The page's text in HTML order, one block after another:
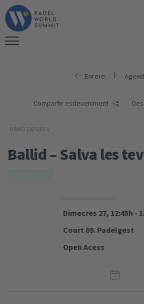
Enrere |
Compartir esdeveniment
DEMO EXPRESS
Ballid – Salva les
Dimecres 27, 12:45h -
Court 09. Padelgest
Open Acess